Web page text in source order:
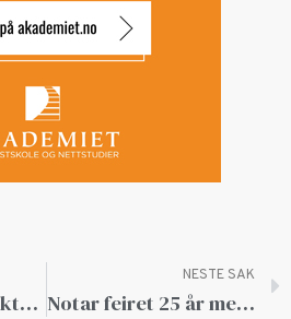
Synshemmede frykter isolasjon
NESTE SAK
Notar feiret 25 år med brask og bram